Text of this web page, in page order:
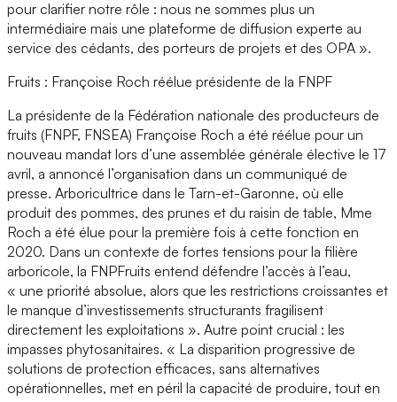
pour clarifier notre rôle : nous ne sommes plus un
intermédiaire mais une plateforme de diffusion experte au
service des cédants, des porteurs de projets et des OPA ».
Fruits : Françoise Roch réélue présidente de la FNPF
La présidente de la Fédération nationale des producteurs de
fruits (FNPF, FNSEA) Françoise Roch a été réélue pour un
nouveau mandat lors d’une assemblée générale élective le 17
avril, a annoncé l’organisation dans un communiqué de
presse. Arboricultrice dans le Tarn-et-Garonne, où elle
produit des pommes, des prunes et du raisin de table, Mme
Roch a été élue pour la première fois à cette fonction en
2020. Dans un contexte de fortes tensions pour la filière
arboricole, la FNPFruits entend défendre l’accès à l’eau,
« une priorité absolue, alors que les restrictions croissantes et
le manque d’investissements structurants fragilisent
directement les exploitations ». Autre point crucial : les
impasses phytosanitaires. « La disparition progressive de
solutions de protection efficaces, sans alternatives
opérationnelles, met en péril la capacité de produire, tout en